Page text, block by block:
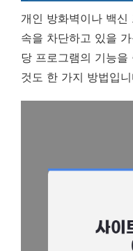
개인 방화벽이나 백신
속을 차단하고 있을
당 프로그램의 기능
것도 한 가지 방법입